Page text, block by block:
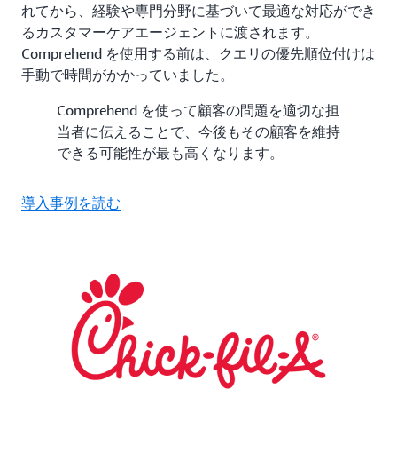
れてから、経験や専門分野に基づいて最適な対応ができ
るカスタマーケアエージェントに渡されます。
Comprehend を使用する前は、クエリの優先順位付けは
手動で時間がかかっていました。
Comprehend を使って顧客の問題を適切な担
当者に伝えることで、今後もその顧客を維持
できる可能性が最も高くなります。
導入事例を読む